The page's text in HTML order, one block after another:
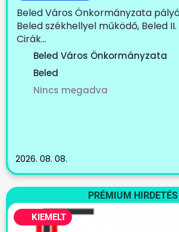
Beled Város Önkormányzata
Beled székhellyel működő, Beled
Cirák...
Beled Város Önkormányzata
Beled
Nincs megadva
2026. 08. 08.
PRÉMIUM HIRDETÉS
KIEMELT